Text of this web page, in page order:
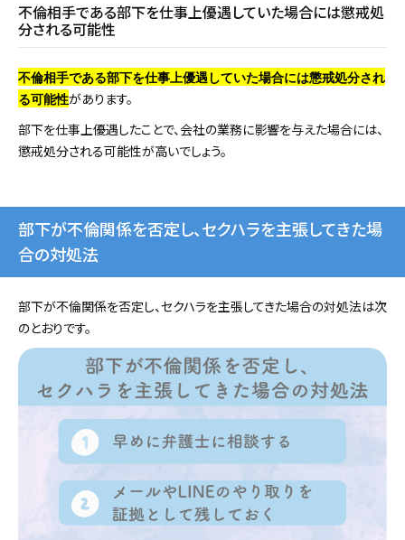
不倫相手である部下を仕事上優遇していた場合には懲戒処
分される可能性
不倫相手である部下を仕事上優遇していた場合には懲戒処分され
る可能性があります。
部下を仕事上優遇したことで、会社の業務に影響を与えた場合には、
懲戒処分される可能性が高いでしょう。
部下が不倫関係を否定し、セクハラを主張してきた場
合の対処法
部下が不倫関係を否定し、セクハラを主張してきた場合の対処法は次
のとおりです。